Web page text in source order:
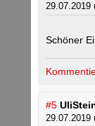
29.07.2019
Schöner
#5
29.07.2019